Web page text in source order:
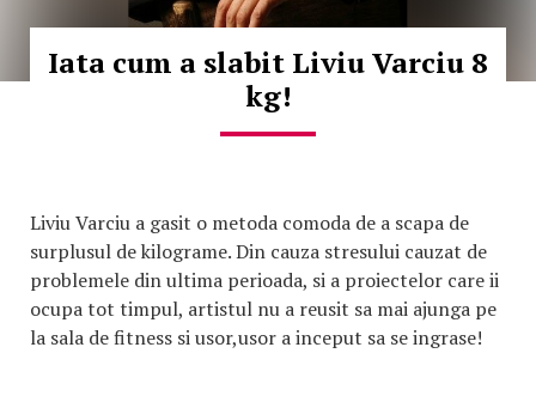
Iata cum a slabit Liviu Varciu 8
kg!
Liviu Varciu a gasit o metoda comoda de a scapa de
surplusul de kilograme. Din cauza stresului cauzat de
problemele din ultima perioada, si a proiectelor care ii
ocupa tot timpul, artistul nu a reusit sa mai ajunga pe
la sala de fitness si usor,usor a inceput sa se ingrase!